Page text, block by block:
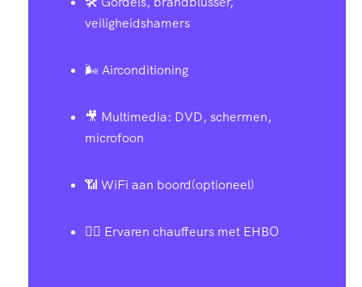
veiligheidshamers
🌬️ Airconditioning
🎥 Multimedia: DVD, schermen,
microfoon
📶 WiFi aan boord(optioneel)
👨‍✈️ Ervaren chauffeurs met EHBO